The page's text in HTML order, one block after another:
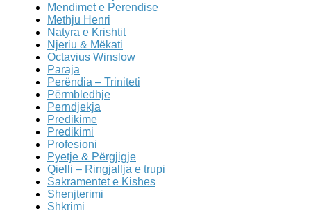
Mendimet e Perendise
Methju Henri
Natyra e Krishtit
Njeriu & Mëkati
Octavius Winslow
Paraja
Perëndia – Triniteti
Përmbledhje
Perndjekja
Predikime
Predikimi
Profesioni
Pyetje & Përgjigje
Qielli – Ringjallja e trupi
Sakramentet e Kishes
Shenjterimi
Shkrimi